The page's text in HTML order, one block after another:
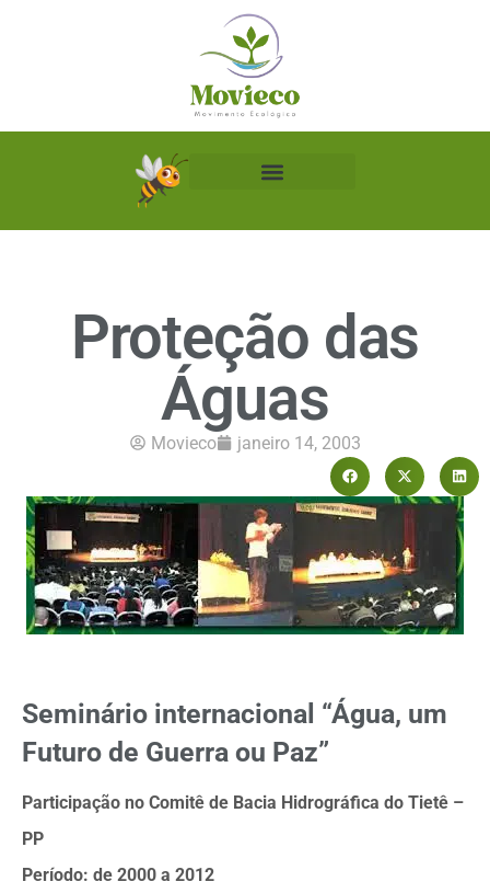
Proteção das
Águas
Movieco janeiro 14, 2003
Seminário internacional “Água, um
Futuro de Guerra ou Paz”
Participação no Comitê de Bacia Hidrográfica do Tietê –
PP
Período: de 2000 a 2012